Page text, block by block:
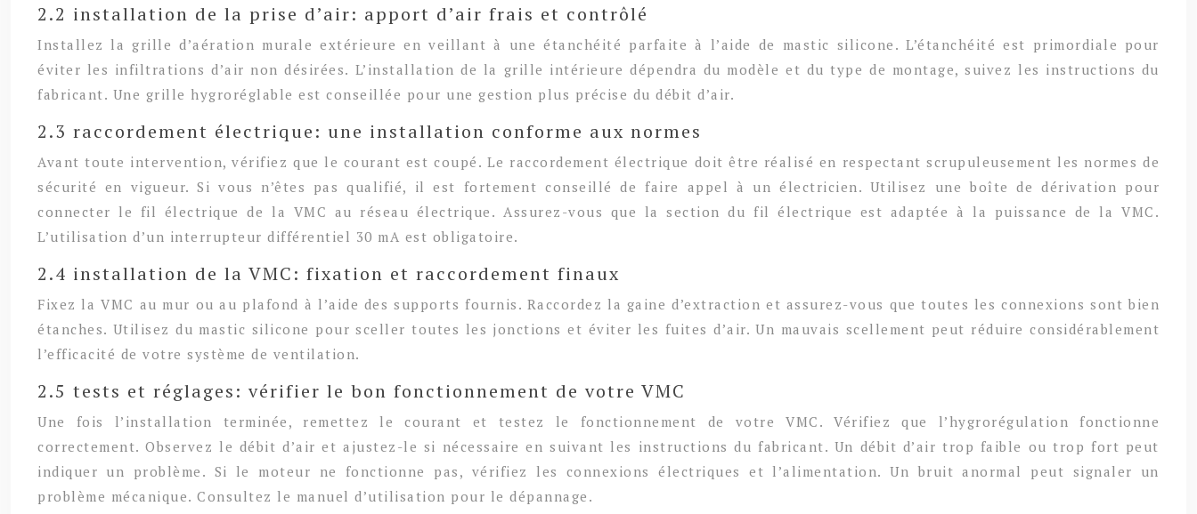
2.2 installation de la prise d’air: apport d’air frais et contrôlé
Installez la grille d’aération murale extérieure en veillant à une étanchéité parfaite à l’aide de mastic silicone. L’étanchéité est primordiale pour
éviter les infiltrations d’air non désirées. L’installation de la grille intérieure dépendra du modèle et du type de montage, suivez les instructions du
fabricant. Une grille hygroréglable est conseillée pour une gestion plus précise du débit d’air.
2.3 raccordement électrique: une installation conforme aux normes
Avant toute intervention, vérifiez que le courant est coupé. Le raccordement électrique doit être réalisé en respectant scrupuleusement les normes de
sécurité en vigueur. Si vous n’êtes pas qualifié, il est fortement conseillé de faire appel à un électricien. Utilisez une boîte de dérivation pour
connecter le fil électrique de la VMC au réseau électrique. Assurez-vous que la section du fil électrique est adaptée à la puissance de la VMC.
L’utilisation d’un interrupteur différentiel 30 mA est obligatoire.
2.4 installation de la VMC: fixation et raccordement finaux
Fixez la VMC au mur ou au plafond à l’aide des supports fournis. Raccordez la gaine d’extraction et assurez-vous que toutes les connexions sont bien
étanches. Utilisez du mastic silicone pour sceller toutes les jonctions et éviter les fuites d’air. Un mauvais scellement peut réduire considérablement
l’efficacité de votre système de ventilation.
2.5 tests et réglages: vérifier le bon fonctionnement de votre VMC
Une fois l’installation terminée, remettez le courant et testez le fonctionnement de votre VMC. Vérifiez que l’hygrorégulation fonctionne
correctement. Observez le débit d’air et ajustez-le si nécessaire en suivant les instructions du fabricant. Un débit d’air trop faible ou trop fort peut
indiquer un problème. Si le moteur ne fonctionne pas, vérifiez les connexions électriques et l’alimentation. Un bruit anormal peut signaler un
problème mécanique. Consultez le manuel d’utilisation pour le dépannage.